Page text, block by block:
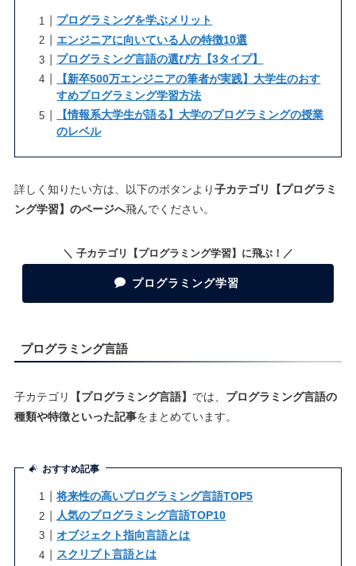
プログラミングを学ぶメリット
エンジニアに向いている人の特徴10選
プログラミング言語の選び方【3タイプ】
【新卒500万エンジニアの筆者が実践】大学生のおす
すめプログラミング学習方法
【情報系大学生が語る】大学のプログラミングの授業
のレベル
詳しく知りたい方は、以下のボタンより子カテゴリ【プログラミ
ング学習】のページへ飛んでください。
＼ 子カテゴリ【プログラミング学習】に飛ぶ！／
プログラミング学習
プログラミング言語
子カテゴリ 【プログラミング言語】 では、 プログラミング言語の
種類や特徴といった記事をまとめています。
おすすめ記事
将来性の高いプログラミング言語TOP5
人気のプログラミング言語TOP10
オブジェクト指向言語とは
スクリプト言語とは